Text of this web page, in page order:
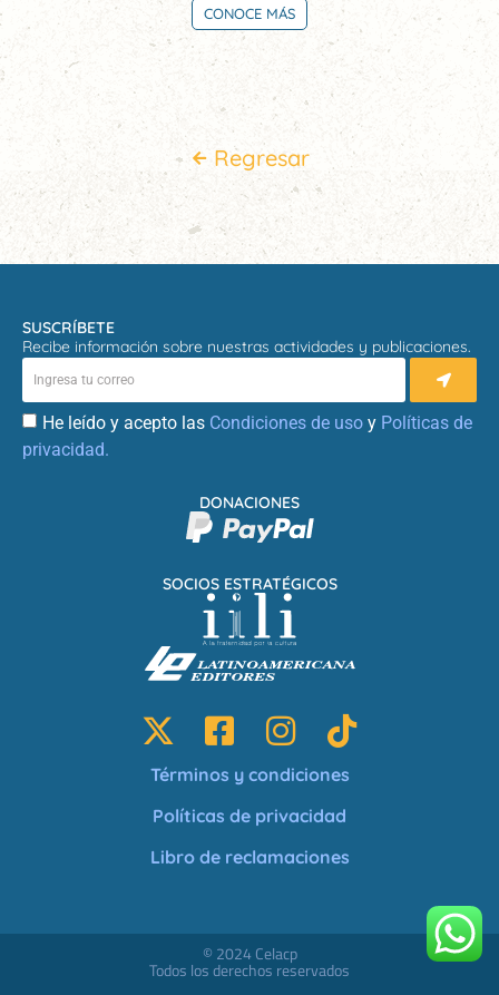
CONOCE MÁS
Regresar
SUSCRÍBETE
Recibe información sobre nuestras actividades y publicaciones.
He leído y acepto las Condiciones de uso y Políticas de
privacidad.
SOCIOS ESTRATÉGICOS
DONACIONES
Términos y condiciones
Políticas de privacidad
Libro de reclamaciones
© 2024 Celacp
Todos los derechos reservados